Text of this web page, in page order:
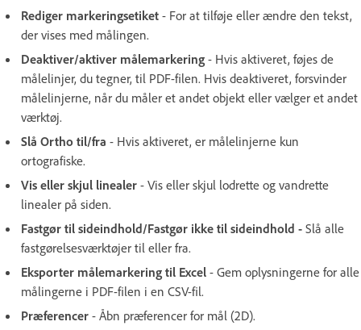
Rediger markeringsetiket - For at tilføje eller ændre den tekst,
der vises med målingen.
Deaktiver/aktiver målemarkering - Hvis aktiveret, føjes de
målelinjer, du tegner, til PDF-filen. Hvis deaktiveret, forsvinder
målelinjerne, når du måler et andet objekt eller vælger et andet
værktøj.
Slå Ortho til/fra - Hvis aktiveret, er målelinjerne kun
ortografiske.
Vis eller skjul linealer - Vis eller skjul lodrette og vandrette
linealer på siden.
Fastgør til sideindhold/Fastgør ikke til sideindhold - Slå alle
fastgørelsesværktøjer til eller fra.
Eksporter målemarkering til Excel - Gem oplysningerne for alle
målingerne i PDF-filen i en CSV-fil.
Præferencer - Åbn præferencer for mål (2D).